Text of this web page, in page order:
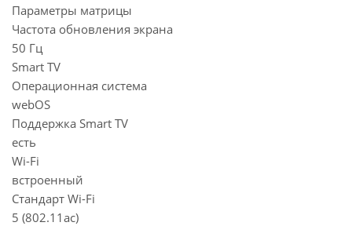
Параметры матрицы
Частота обновления экрана
50 Гц
Smart TV
Операционная система
webOS
Поддержка Smart TV
есть
Wi-Fi
встроенный
Стандарт Wi-Fi
5 (802.11ac)